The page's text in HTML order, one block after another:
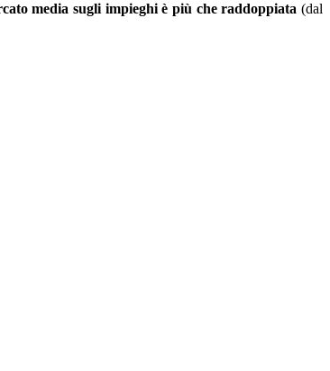
media sugli impieghi è più che raddoppiata(dal